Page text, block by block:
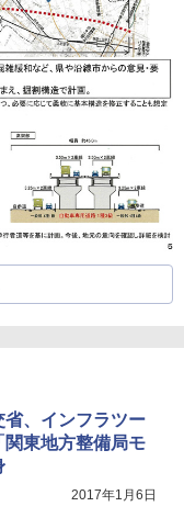
省、インフラツー
関東地方整備局モ
2017年1月6日